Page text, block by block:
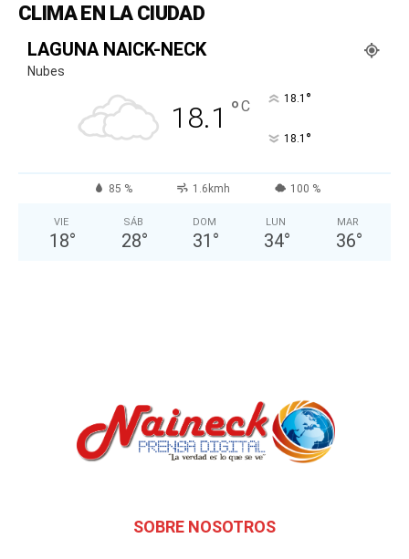
CLIMA EN LA CIUDAD
LAGUNA NAICK-NECK
Nubes
18.1 °C 18.1 °
18.1 °
85 % 1.6kmh 100 %
VIE
18°
SÁB
28°
DOM
31 °
LUN
34°
MAR
36°
SOBRE NOSOTROS